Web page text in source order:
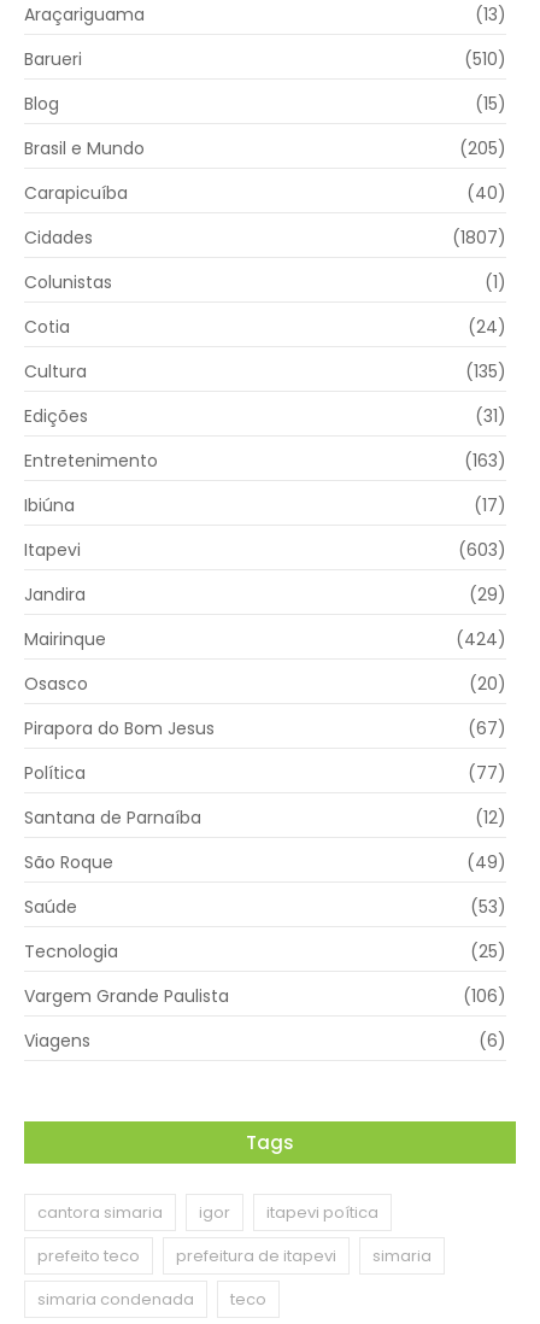
Araçariguama
(13)
Barueri
(510)
Blog
(15)
Brasil e Mundo
(205)
Carapicuíba
(40)
Cidades
(1807)
Colunistas
(1)
Cotia
(24)
Cultura
(135)
Edições
(31)
Entretenimento
(163)
Ibiúna
(17)
Itapevi
(603)
Jandira
(29)
Mairinque
(424)
Osasco
(20)
Pirapora do Bom Jesus
(67)
Política
(77)
Santana de Parnaíba
(12)
São Roque
(49)
Saúde
(53)
Tecnologia
(25)
Vargem Grande Paulista
(106)
Viagens
(6)
Tags
cantora simaria igor
itapevi poítica
prefeito teco
prefeitura de itapevi
simaria
simaria condenada
teco